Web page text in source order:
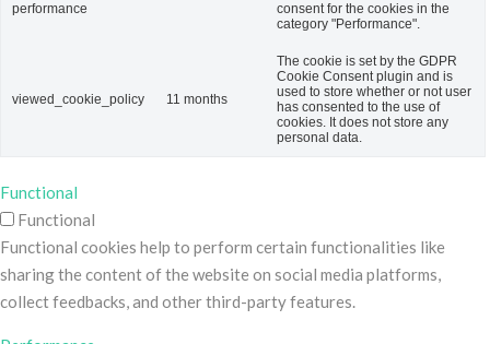
performance
consent for the cookies in the
category "Performance".
viewed_cookie_policy 11 months
The cookie is set by the GDPR
Cookie Consent plugin and is
used to store whether or not user
has consented to the use of
cookies. It does not store any
personal data.
Functional
Functional
Functional cookies help to perform certain functionalities like
sharing the content of the website on social media platforms,
collect feedbacks, and other third-party features.